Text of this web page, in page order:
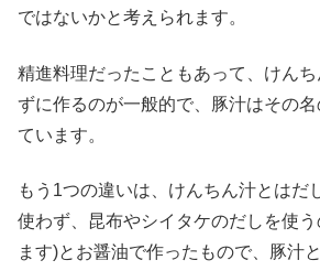
ではないかと考えられます。
精進料理だったこともあって、けん
ずに作るのが一般的で、豚汁はその
ています。
もう1つの違いは、けんちん汁とはだ
使わず、昆布やシイタケのだしを使
ます)とお醤油で作ったもので、豚汁